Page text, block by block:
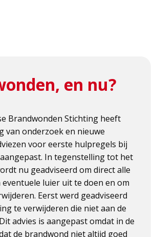
en nu?
Brandwonden Stichting heeft
van onderzoek en nieuwe
voor eerste hulpregels bij
In tegenstelling tot het
nu geadviseerd om direct alle
eventuele luier uit te doen en om
Eerst werd geadviseerd
te verwijderen die niet aan de
advies is aangepast omdat in de
de brandwond niet altijd goed